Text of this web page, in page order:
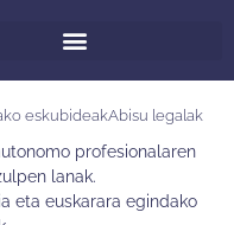
eskubideakAbisu legalak
profesionalaren
lanak.
eta euskarara egindako